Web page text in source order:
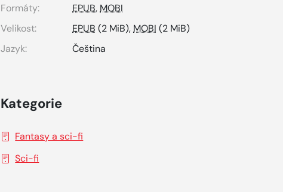
Formáty:
EPUB, MOBI
Velikost:
EPUB (2 MiB), MOBI (2 MiB)
Jazyk:
Čeština
Kategorie
Fantasy a sci-fi
Sci-fi